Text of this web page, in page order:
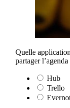
Quelle
partager
Hub
Trello